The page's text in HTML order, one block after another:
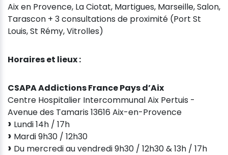
Aix en Provence, La Ciotat, Martigues, Marseille, Salon,
Tarascon + 3 consultations de proximité (Port St
Louis, St Rémy, Vitrolles)
Horaires et lieux :
CSAPA Addictions France Pays d’Aix
Centre Hospitalier Intercommunal Aix Pertuis -
Avenue des Tamaris 13616 Aix-en-Provence
Lundi 14h / 17h
Mardi 9h30 / 12h30
Du mercredi au vendredi 9h30 / 12h30 & 13h / 17h